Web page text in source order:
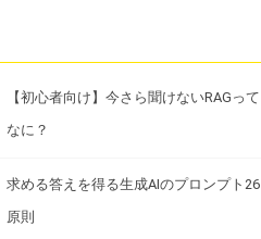
【初心者向け】今さら聞けないRAGって
なに？
求める答えを得る生成AIのプロンプト26
原則